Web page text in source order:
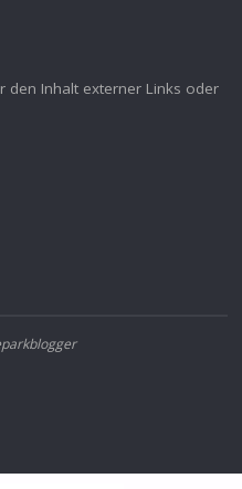
den Inhalt externer Links oder